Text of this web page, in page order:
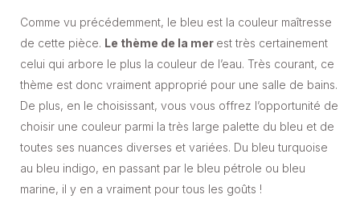
Comme vu précédemment, le bleu est la couleur maîtresse
de cette pièce. Le thème de la mer est très certainement
celui qui arbore le plus la couleur de l’eau. Très courant, ce
thème est donc vraiment approprié pour une salle de bains.
De plus, en le choisissant, vous vous offrez l’opportunité de
choisir une couleur parmi la très large palette du bleu et de
toutes ses nuances diverses et variées. Du bleu turquoise
au bleu indigo, en passant par le bleu pétrole ou bleu
marine, il y en a vraiment pour tous les goûts !